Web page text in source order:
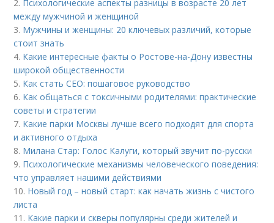
2. Психологические аспекты разницы в возрасте 20 лет
между мужчиной и женщиной
3. Мужчины и женщины: 20 ключевых различий, которые
стоит знать
4. Какие интересные факты о Ростове-на-Дону известны
широкой общественности
5. Как стать CEO: пошаговое руководство
6. Как общаться с токсичными родителями: практические
советы и стратегии
7. Какие парки Москвы лучше всего подходят для спорта
и активного отдыха
8. Милана Стар: Голос Калуги, который звучит по-русски
9. Психологические механизмы человеческого поведения:
что управляет нашими действиями
10. Новый год – новый старт: как начать жизнь с чистого
листа
11. Какие парки и скверы популярны среди жителей и